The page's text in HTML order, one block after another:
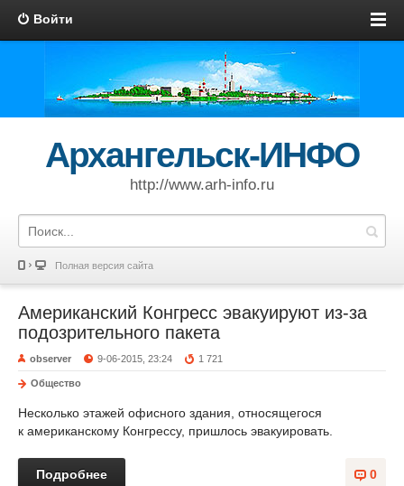
Войти
Архангельск-ИНФО
http://www.arh-info.ru
Полная версия сайта
Американский Конгресс эвакуируют из-за
подозрительного пакета
observer 9-06-2015, 23:24 1 721
Общество
Несколько этажей офисного здания, относящегося
к американскому Конгрессу, пришлось эвакуировать.
0
Подробнее